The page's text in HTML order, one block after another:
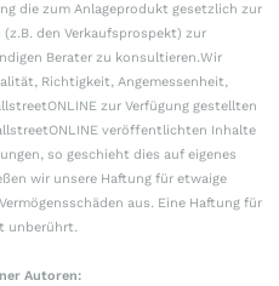
die zum Anlageprodukt gesetzlich zur
den Verkaufsprospekt) zur
Berater zu konsultieren.Wir
Richtigkeit, Angemessenheit,
zur Verfügung gestellten
veröffentlichten Inhalte
so geschieht dies auf eigenes
wir unsere Haftung für etwaige
aus. Eine Haftung für
unberührt.
Autoren: